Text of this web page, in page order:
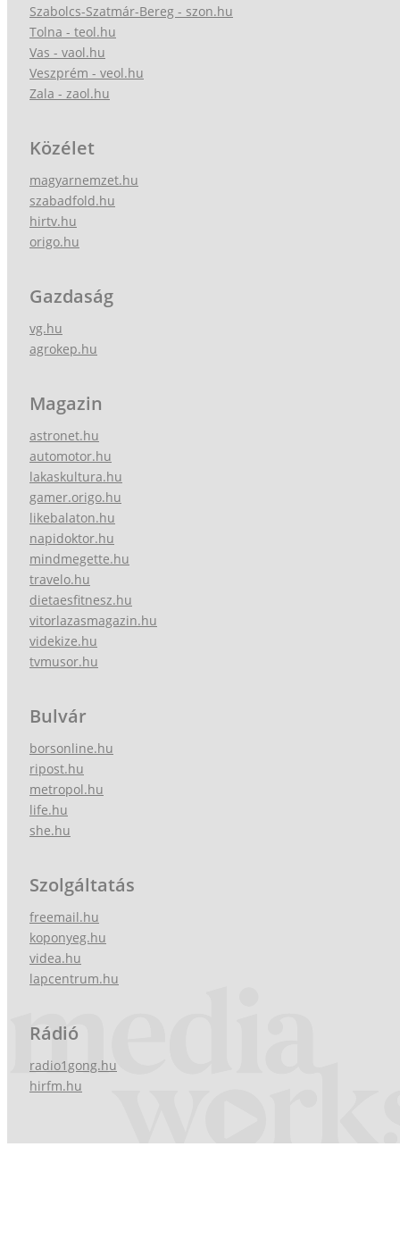
Szabolcs-Szatmár-Bereg - szon.hu
Tolna - teol.hu
Vas - vaol.hu
Veszprém - veol.hu
Zala - zaol.hu
Közélet
magyarnemzet.hu
szabadfold.hu
hirtv.hu
origo.hu
Gazdaság
vg.hu
agrokep.hu
Magazin
astronet.hu
automotor.hu
lakaskultura.hu
gamer.origo.hu
likebalaton.hu
napidoktor.hu
mindmegette.hu
travelo.hu
dietaesfitnesz.hu
vitorlazasmagazin.hu
videkize.hu
tvmusor.hu
Bulvár
borsonline.hu
ripost.hu
metropol.hu
life.hu
she.hu
Szolgáltatás
freemail.hu
koponyeg.hu
videa.hu
lapcentrum.hu
Rádió
radio1gong.hu
hirfm.hu